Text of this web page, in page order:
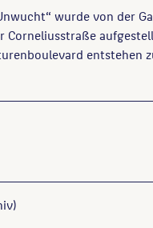
wurde von der
entstehen